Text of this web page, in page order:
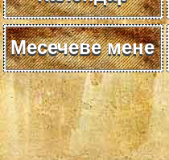
Месечеве мене